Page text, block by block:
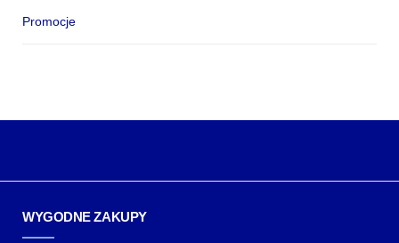
Promocje
WYGODNE ZAKUPY